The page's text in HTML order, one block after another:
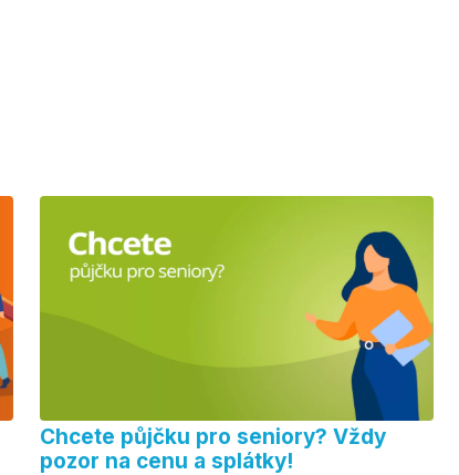
Chcete půjčku pro seniory? Vždy
pozor na cenu a splátky!